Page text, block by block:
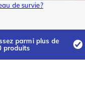
de survie?
parmi plus de
produits